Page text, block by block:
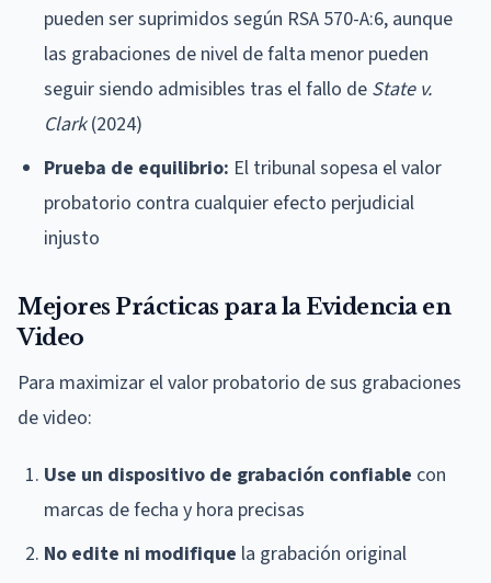
pueden ser suprimidos según RSA 570-A:6, aunque
las grabaciones de nivel de falta menor pueden
seguir siendo admisibles tras el fallo de State v.
Clark(2024)
Prueba de equilibrio: El tribunal sopesa el valor
probatorio contra cualquier efecto perjudicial
injusto
Mejores Prácticas para la Evidencia en
Video
Para maximizar el valor probatorio de sus grabaciones
de video:
Use un dispositivo de grabación confiable con
marcas de fecha y hora precisas
No edite ni modifique la grabación original